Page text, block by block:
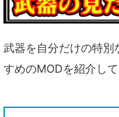
武器を自分だけの特別
すめのMODを紹介して